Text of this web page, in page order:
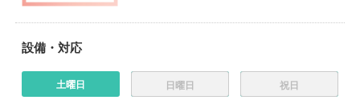
設備・対応
土曜日 日曜日 祝日